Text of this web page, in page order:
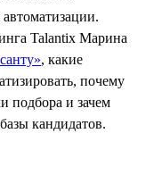
Talantix Марина
, какие
почему
подбора и зачем
кандидатов.